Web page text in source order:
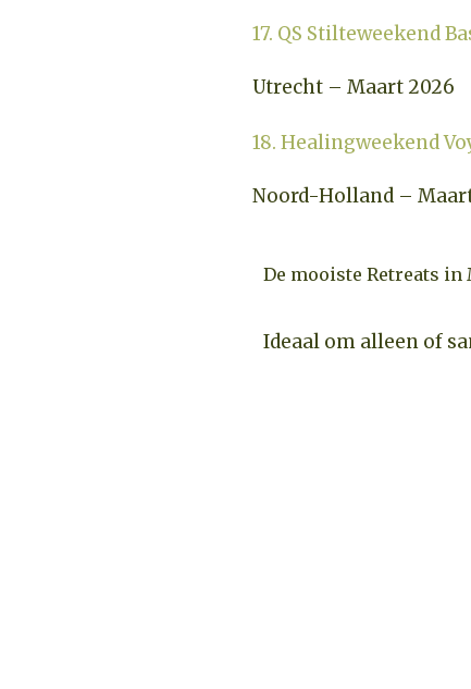
17. QS Stilteweekend
Utrecht – Maart 2026
18. Healingweekend
Noord-Holland –
De mooiste Retreats in
Ideaal om alleen of